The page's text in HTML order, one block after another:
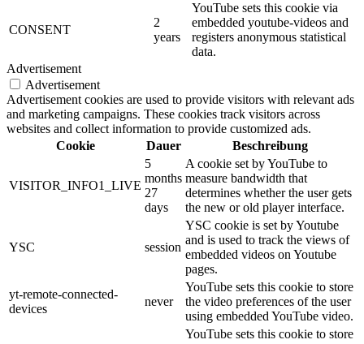
CONSENT
2
years
YouTube sets this cookie via
embedded youtube-videos and
registers anonymous statistical
data.
Advertisement
Advertisement
Advertisement cookies are used to provide visitors with relevant ads
and marketing campaigns. These cookies track visitors across
websites and collect information to provide customized ads.
Cookie
Dauer Beschreibung
VISITOR_INFO1_LIVE
5
months
27
days
A cookie set by YouTube to
measure bandwidth that
determines whether the user gets
the new or old player interface.
YSC session
YSC cookie is set by Youtube
and is used to track the views of
embedded videos on Youtube
pages.
yt-remote-connected-
devices
never
YouTube sets this cookie to store
the video preferences of the user
using embedded YouTube video.
YouTube sets this cookie to store